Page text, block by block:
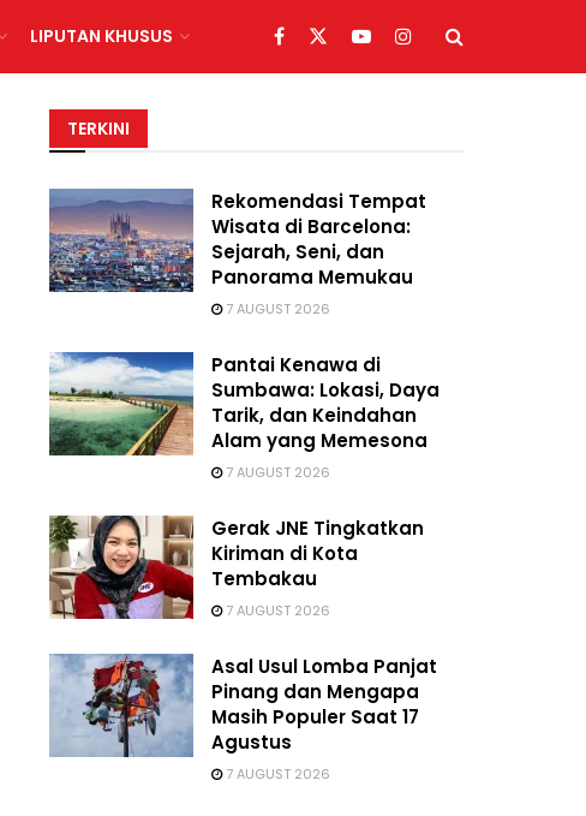
LIPUTAN KHUSUS
TERKINI
Rekomendasi Tempat
Wisata di Barcelona:
Sejarah, Seni, dan
Panorama Memukau
7 AUGUST 2026
Pantai Kenawa di
Sumbawa: Lokasi, Daya
Tarik, dan Keindahan
Alam yang Memesona
7 AUGUST 2026
Gerak JNE Tingkatkan
Kiriman di Kota
Tembakau
7 AUGUST 2026
Asal Usul Lomba Panjat
Pinang dan Mengapa
Masih Populer Saat 17
Agustus
7 AUGUST 2026